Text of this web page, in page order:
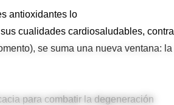
antioxidantes lo
cualidades cardiosaludables,
se suma una nueva ventana: la
para combatir la degeneración